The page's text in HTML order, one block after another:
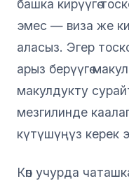
башка кирүүгө
эмес — виза же
аласыз. Эгер
арыз берүүгө
макулдукту
мезгилинде
күтүшүңүз керек
Көп учурда